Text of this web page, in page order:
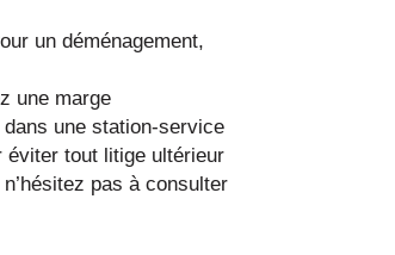
un déménagement,
une marge
une station-service
éviter tout litige ultérieur
pas à consulter